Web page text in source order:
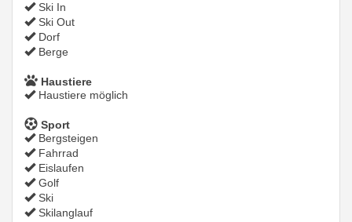
Ski In
Ski Out
Dorf
Berge
Haustiere
Haustiere möglich
Sport
Bergsteigen
Fahrrad
Eislaufen
Golf
Ski
Skilanglauf